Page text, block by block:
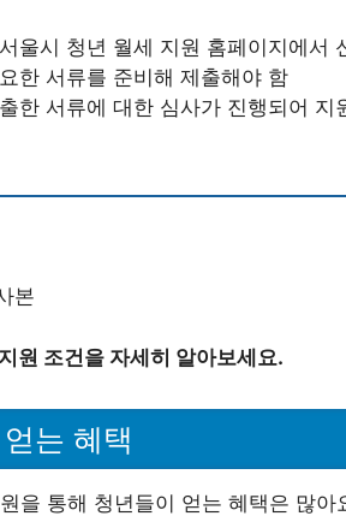
울시 청년 월세 지원 홈페이지에서
한 서류를 준비해 제출해야 함
한 서류에 대한 심사가 진행되어 지
본
원 조건을 자세히 알아보세요.
는 혜택
을 통해 청년들이 얻는 혜택은 많